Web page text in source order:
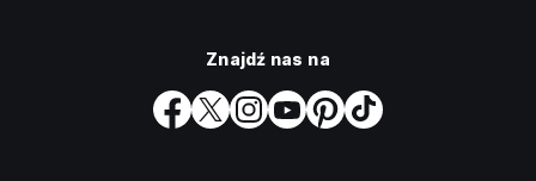
Znajdź nas na